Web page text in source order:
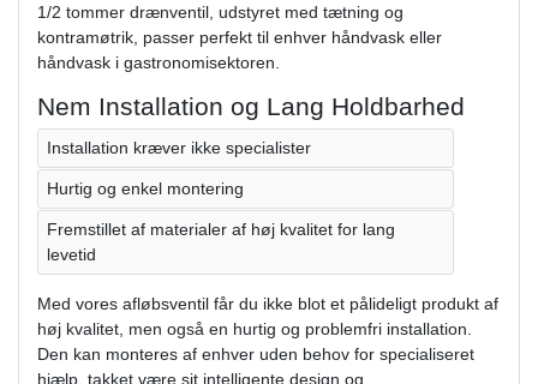
1/2 tommer drænventil, udstyret med tætning og
kontramøtrik, passer perfekt til enhver håndvask eller
håndvask i gastronomisektoren.
Nem Installation og Lang Holdbarhed
Installation kræver ikke specialister
Hurtig og enkel montering
Fremstillet af materialer af høj kvalitet for lang
levetid
Med vores afløbsventil får du ikke blot et pålideligt produkt af
høj kvalitet, men også en hurtig og problemfri installation.
Den kan monteres af enhver uden behov for specialiseret
hjælp, takket være sit intelligente design og